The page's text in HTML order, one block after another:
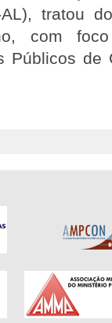
tratou
com
Públicos de